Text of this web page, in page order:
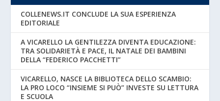
COLLENEWS.IT CONCLUDE LA SUA ESPERIENZA
EDITORIALE
A VICARELLO LA GENTILEZZA DIVENTA EDUCAZIONE:
TRA SOLIDARIETÀ E PACE, IL NATALE DEI BAMBINI
DELLA “FEDERICO PACCHETTI”
VICARELLO, NASCE LA BIBLIOTECA DELLO SCAMBIO:
LA PRO LOCO “INSIEME SI PUÒ” INVESTE SU LETTURA
E SCUOLA